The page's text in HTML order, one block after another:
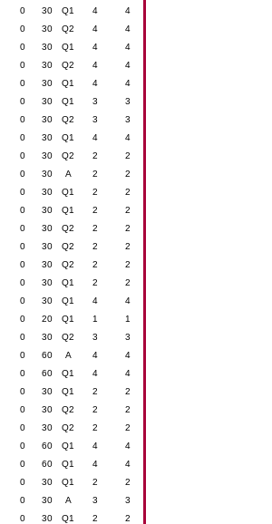
0 30 Q1 4 4
0 30 Q2 4 4
0 30 Q1 4 4
0 30 Q2 4 4
0 30 Q1 4 4
0 30 Q1 3 3
0 30 Q2 3 3
0 30 Q1 4 4
0 30 Q2 2 2
0 30 A 2 2
0 30 Q1 2 2
0 30 Q1 2 2
0 30 Q2 2 2
0 30 Q2 2 2
0 30 Q2 2 2
0 30 Q1 2 2
0 30 Q1 4 4
0 20 Q1 1 1
0 30 Q2 3 3
0 60 A 4 4
0 60 Q1 4 4
0 30 Q1 2 2
0 30 Q2 2 2
0 30 Q2 2 2
0 60 Q1 4 4
0 60 Q1 4 4
0 30 Q1 2 2
0 30 A 3 3
0 30 Q1 2 2